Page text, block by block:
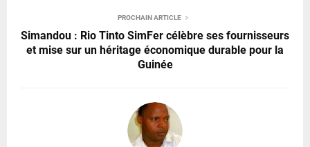
PROCHAIN ARTICLE
Simandou : Rio Tinto SimFer célèbre ses fournisseurs
et mise sur un héritage économique durable pour la
Guinée